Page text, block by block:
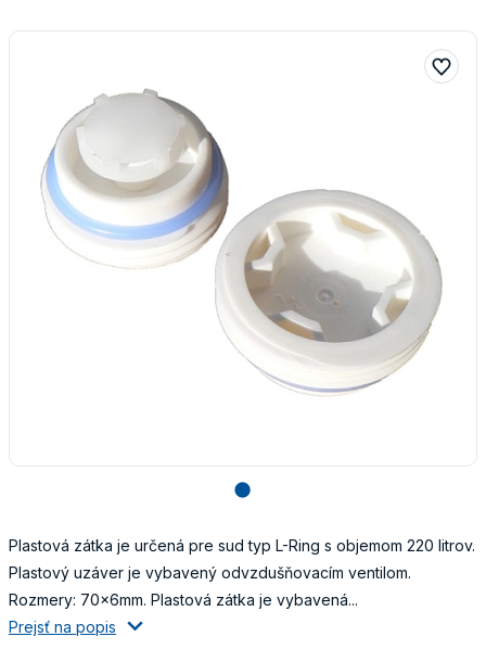
lens
Plastová zátka je určená pre sud typ L-Ring s objemom 220 litrov.
Plastový uzáver je vybavený odvzdušňovacím ventilom.
Rozmery: 70x6mm. Plastová zátka je vybavená...
Prejsť na popis